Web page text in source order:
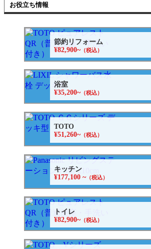
お役立ち情報
節約リフォーム
¥82,900~（税込）
浴室
¥35,200~（税込）
TOTO
¥51,260~（税込）
キッチン
¥177,100 ~（税込）
トイレ
¥82,900~（税込）